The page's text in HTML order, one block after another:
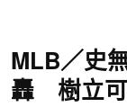
MLB／史
轟 樹立可